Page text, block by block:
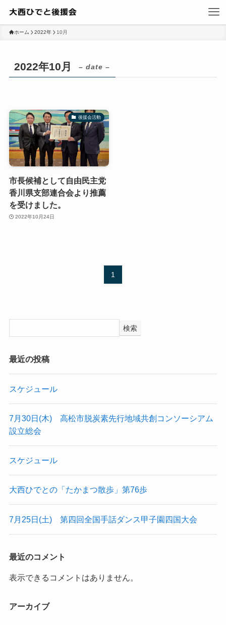
ホーム 2022年 10月
2022年10月 – date –
後援会活動
市長候補として自由民主党
香川県支部連合会より推薦
を受けました。
2022年10月24日
1
検索
最近の投稿
スケジュール
7月30日(木) 高松市脱炭素先行地域共創コンソーシアム
設立総会
スケジュール
大西ひでとの「たかまつ散歩」第76歩
7月25日(土) 第四回全国手話ダンス甲子園四国大会
最近のコメント
表示できるコメントはありません。
アーカイブ